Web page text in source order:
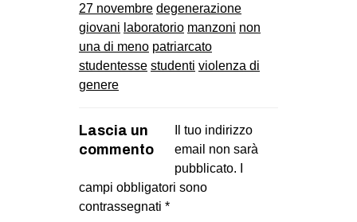
ms
SEARCH
27 novembre degenerazione
giovani laboratorio manzoni non
una di meno patriarcato
studentesse studenti violenza di
genere
Lascia un
commento
Il tuo indirizzo
email non sarà
pubblicato.
campi obbligatori sono
contrassegnati *